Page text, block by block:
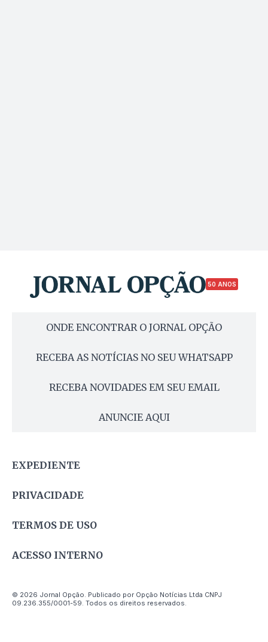
50 ANOS
ONDE ENCONTRAR O JORNAL OPÇÃO
RECEBA AS NOTÍCIAS NO SEU WHATSAPP
RECEBA NOVIDADES EM SEU EMAIL
ANUNCIE AQUI
EXPEDIENTE
PRIVACIDADE
TERMOS DE USO
ACESSO INTERNO
© 2026 Jornal Opção. Publicado por Opção Notícias Ltda CNPJ
09.236.355/0001-59. Todos os direitos reservados.